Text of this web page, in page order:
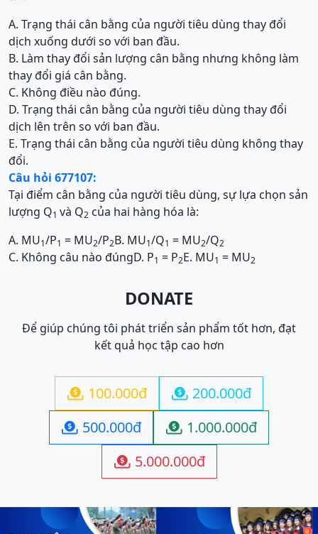
A. Trạng thái cân bằng của người tiêu dùng thay đổi
dịch xuống dưới so với ban đầu.
B. Làm thay đổi sản lượng cân bằng nhưng không làm
thay đổi giá cân bằng.
C. Không điều nào đúng.
D. Trạng thái cân bằng của người tiêu dùng thay đổi
dịch lên trên so với ban đầu.
E. Trạng thái cân bằng của người tiêu dùng không thay
đổi.
Câu hỏi 677107:
Tại điểm cân bằng của người tiêu dùng, sự lựa chọn sản
lượng Q1 và Q2 của hai hàng hóa là:
A. MU1/P1 = MU2/P2B. MU1/Q1 = MU2/Q2
C. Không câu nào đúngD. P1 = P2E. MU1 = MU2
DONATE
Để giúp chúng tôi phát triển sản phẩm tốt hơn, đạt
kết quả học tập cao hơn
 100.000đ  200.000đ
 500.000đ  1.000.000đ
 5.000.000đ